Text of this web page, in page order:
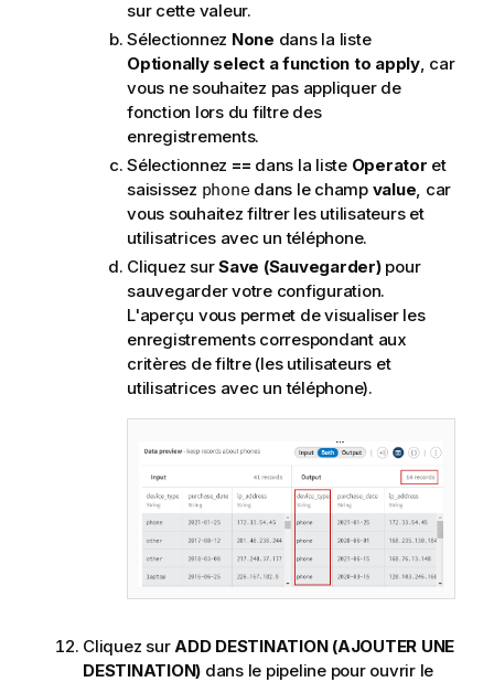
sur cette valeur.
Sélectionnez None dans la liste
Optionally select a function to apply, car
vous ne souhaitez pas appliquer de
fonction lors du filtre des
enregistrements.
Sélectionnez == dans la liste Operator et
saisissez phonedans le champ value, car
vous souhaitez filtrer les utilisateurs et
utilisatrices avec un téléphone.
Cliquez surSave (Sauvegarder)pour
sauvegarder votre configuration.
L'aperçu vous permet de visualiser les
enregistrements correspondant aux
critères de filtre (les utilisateurs et
utilisatrices avec un téléphone).
Cliquez sur ADD DESTINATION (AJOUTER UNE
DESTINATION) dans le pipeline pour ouvrir le